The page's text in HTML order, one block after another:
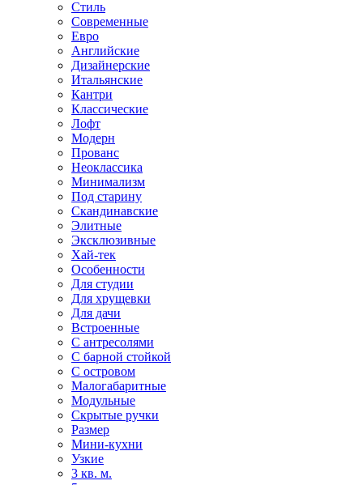
Стиль
Современные
Евро
Английские
Дизайнерские
Итальянские
Кантри
Классические
Лофт
Модерн
Прованс
Неоклассика
Минимализм
Под старину
Скандинавские
Элитные
Эксклюзивные
Хай-тек
Особенности
Для студии
Для хрущевки
Для дачи
Встроенные
С антресолями
С барной стойкой
С островом
Малогабаритные
Модульные
Скрытые ручки
Размер
Мини-кухни
Узкие
3 кв. м.